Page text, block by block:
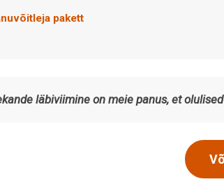
pakett
läbiviimine on meie panus, et